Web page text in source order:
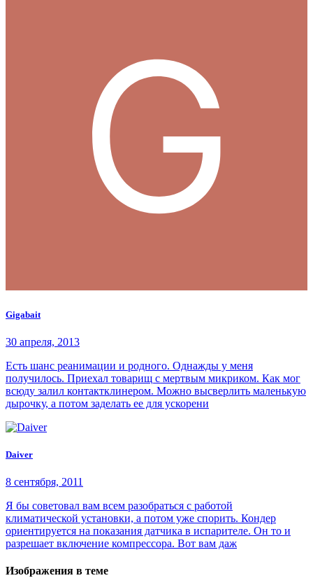
Gigabait
30 апреля, 2013
Есть шанс реанимации и родного. Однажды у меня
получилось. Приехал товарищ с мертвым микриком. Как мог
всюду залил контактклинером. Можно высверлить маленькую
дырочку, а потом заделать ее для ускорени
Daiver
8 сентября, 2011
Я бы советовал вам всем разобраться с работой
климатической установки, а потом уже спорить. Кондер
ориентируется на показания датчика в испарителе. Он то и
разрешает включение компрессора. Вот вам даж
Изображения в теме